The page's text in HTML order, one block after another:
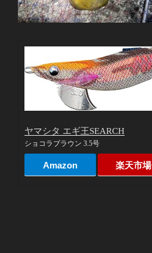
ヤマシタ エギ王SEARCH
ショコラブラウン 3.5号
Amazon 楽天市場